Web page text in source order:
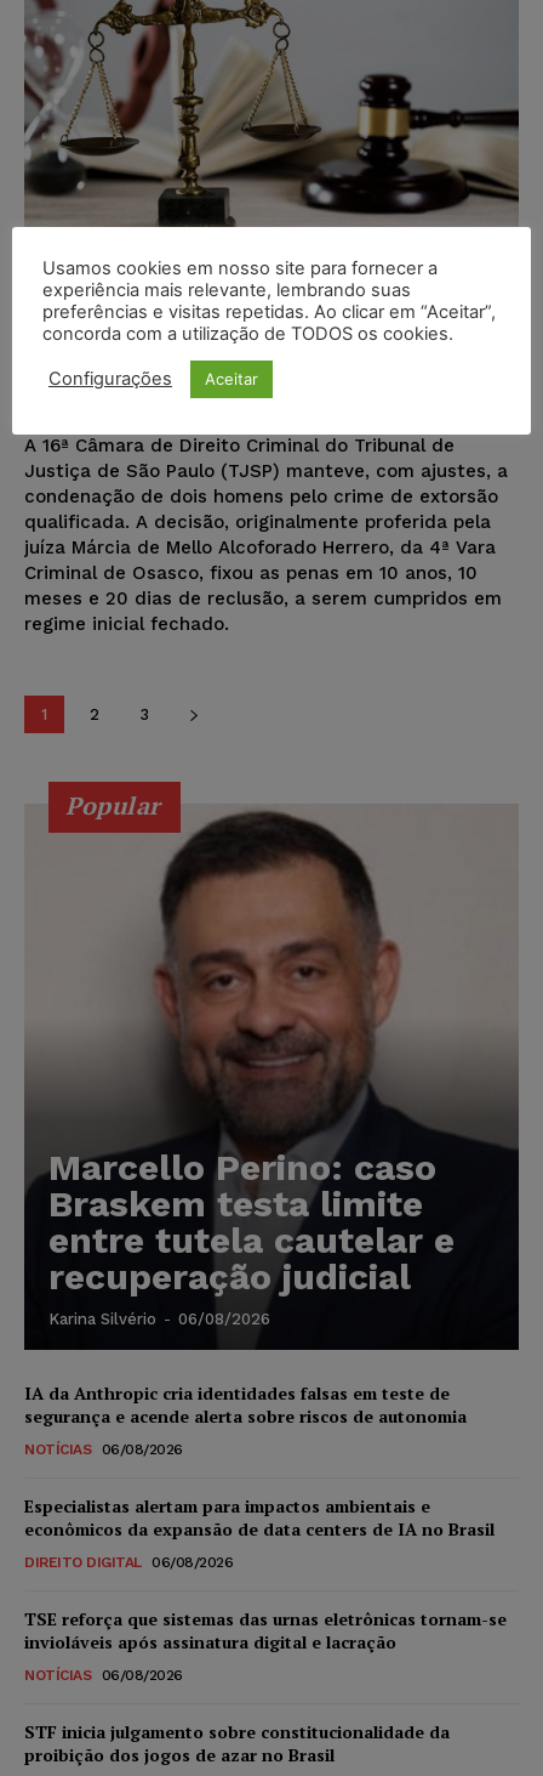
Mantida condenação de homens
por extorsão qualificada em falsa
abordagem policial
A 16ª Câmara de Direito Criminal do Tribunal de
Justiça de São Paulo (TJSP) manteve, com ajustes, a
condenação de dois homens pelo crime de extorsão
qualificada. A decisão, originalmente proferida pela
juíza Márcia de Mello Alcoforado Herrero, da 4ª Vara
Criminal de Osasco, fixou as penas em 10 anos, 10
meses e 20 dias de reclusão, a serem cumpridos em
regime inicial fechado.
1 2 3
Popular
Marcello Perino: caso
Braskem testa limite
entre tutela cautelar e
recuperação judicial
Karina Silvério - 06/08/2026
IA da Anthropic cria identidades falsas em teste de
segurança e acende alerta sobre riscos de autonomia
NOTÍCIAS 06/08/2026
Especialistas alertam para impactos ambientais e
econômicos da expansão de data centers de IA no Brasil
DIREITO DIGITAL 06/08/2026
TSE reforça que sistemas das urnas eletrônicas tornam-se
invioláveis após assinatura digital e lacração
NOTÍCIAS 06/08/2026
STF inicia julgamento sobre constitucionalidade da
proibição dos jogos de azar no Brasil
Usamos cookies em nosso site para fornecer a
experiência mais relevante, lembrando suas
preferências e visitas repetidas. Ao clicar em “Aceitar”,
concorda com a utilização de TODOS os cookies.
Configurações Aceitar